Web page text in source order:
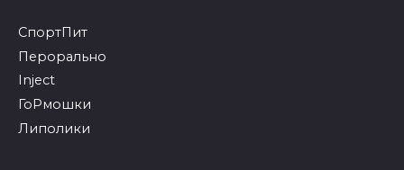
СпортПит
Перорально
Inject
ГоРмошки
Липолики